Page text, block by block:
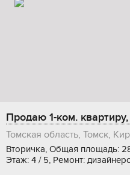
Продаю 1-ком.
Томская область, Томск,
Вторичка, Общая площадь:
Этаж: 4 / 5, Ремонт: